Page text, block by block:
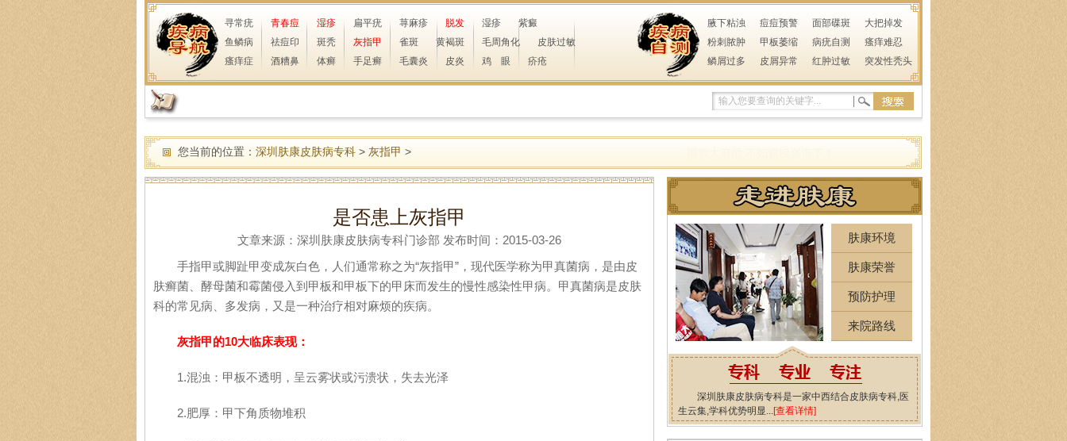
寻常疣 青春痘 湿疹 扁平疣 荨麻疹 脱发 湿疹
紫癜
鱼鳞病
祛痘印 斑秃 灰指甲 雀斑 黄褐斑 毛周角化
皮肤过敏
瘙痒症
酒糟鼻 体癣 手足癣 毛囊炎 皮炎 鸡 眼 疥疮
腋下粘浊 痘痘预警 面部碟斑
大把掉发
粉刺脓肿
甲板萎缩 病疣自测
瘙痒难忍
鳞屑过多
皮屑异常 红肿过敏 突发性秃头
您当前的位置： 深圳肤康皮肤病专科 > 灰指甲 >
是否患上灰指甲
文章来源：深圳肤康皮肤病专科门诊部 发布时间：2015-03-26
手指甲或脚趾甲变成灰白色，人们通常称之为“灰指甲”，现代医学称为甲真菌病，是由皮
肤癣菌、酵母菌和霉菌侵入到甲板和甲板下的甲床而发生的慢性感染性甲病。甲真菌病是皮肤
科的常见病、多发病，又是一种治疗相对麻烦的疾病。
灰指甲的10大临床表现：
1.混浊：甲板不透明，呈云雾状或污溃状，失去光泽
2.肥厚：甲下角质物堆积
肤康环境
肤康荣誉
预防护理
来院路线
深圳肤康皮肤病专科是一家中西结合皮肤病专科,医
生云集,学科优势明显...[查看详情]